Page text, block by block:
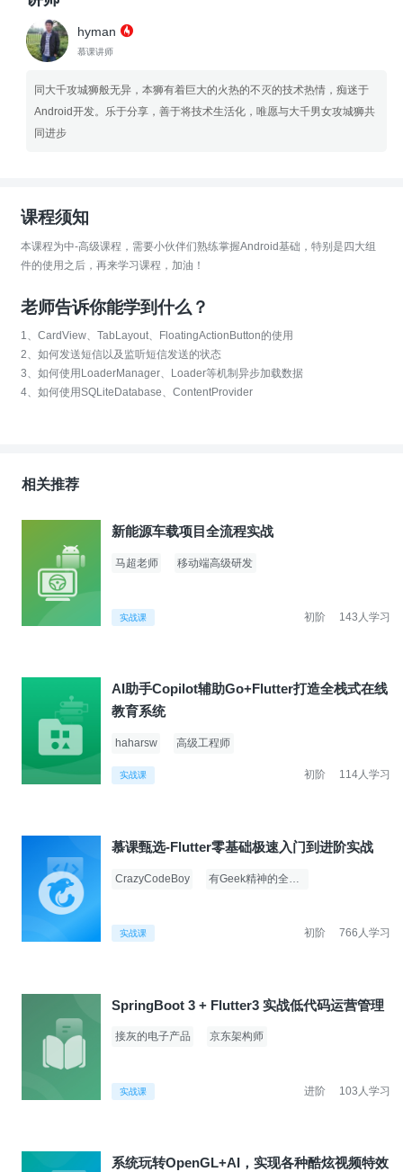
hyman
慕课讲师
同大千攻城狮般无异，本狮有着巨大的火热的不灭的技术热情，痴迷于
Android开发。乐于分享，善于将技术生活化，唯愿与大千男女攻城狮共
同进步
课程须知
本课程为中-高级课程，需要小伙伴们熟练掌握Android基础，特别是四大组
件的使用之后，再来学习课程，加油！
老师告诉你能学到什么？
1、CardView、TabLayout、FloatingActionButton的使用
2、如何发送短信以及监听短信发送的状态
3、如何使用LoaderManager、Loader等机制异步加载数据
4、如何使用SQLiteDatabase、ContentProvider
相关推荐
新能源车载项目全流程实战
马超老师 移动端高级研发
实战课 143人学习
初阶
AI助手Copilot辅助Go+Flutter打造全栈式在线
教育系统
haharsw 高级工程师
实战课 114人学习
初阶
慕课甄选-Flutter零基础极速入门到进阶实战
CrazyCodeBoy 有Geek精神的全栈架构师
实战课 766人学习
初阶
SpringBoot 3 + Flutter3 实战低代码运营管理
接灰的电子产品 京东架构师
实战课 103人学习
进阶
系统玩转OpenGL+AI，实现各种酷炫视频特效